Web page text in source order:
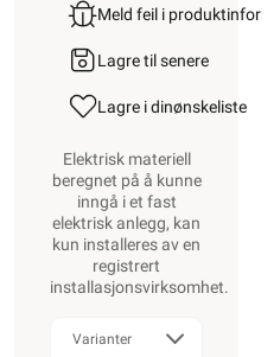
Meld feil i
Lagre til senere
Lagre i dinønskeliste
Elektrisk materiell
beregnet på å kunne
inngå i et fast
elektrisk anlegg, kan
kun installeres av en
registrert
installasjonsvirksomhet.
Varianter